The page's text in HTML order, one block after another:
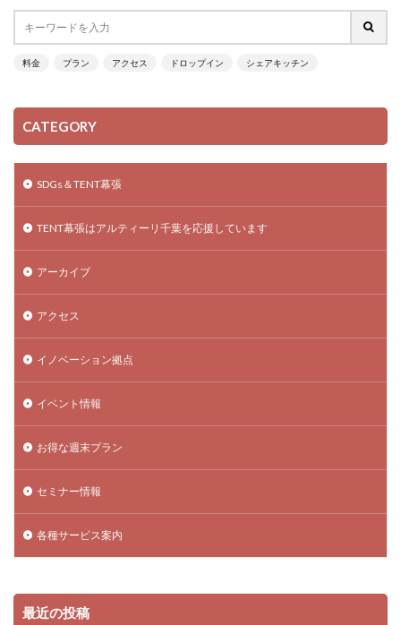
料金 プラン アクセス ドロップイン シェアキッチン
CATEGORY
SDGs＆TENT幕張
TENT幕張はアルティーリ千葉を応援しています
アーカイブ
アクセス
イノベーション拠点
イベント情報
お得な週末プラン
セミナー情報
各種サービス案内
最近の投稿